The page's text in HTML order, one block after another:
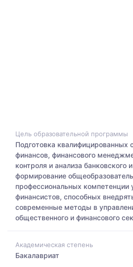
Цель образовательной программы
Подготовка квалифицированных
финансов, финансового
контроля и анализа банковского
формирование
профессиональных компетенции
финансистов, способных
современные методы в
общественного и финансового
Академическая степень
Бакалавриат